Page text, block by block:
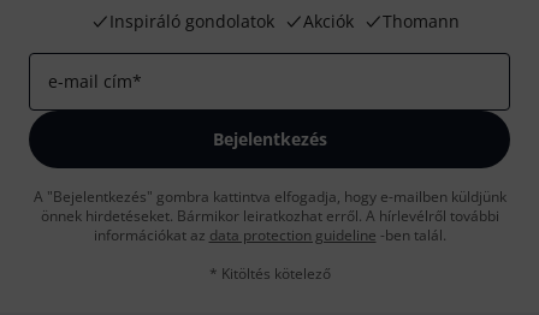
Inspiráló gondolatok
Akciók Thomann
e-mail cím*
Bejelentkezés
A "Bejelentkezés" gombra kattintva elfogadja, hogy e-mailben küldjünk
önnek hirdetéseket. Bármikor leiratkozhat erről. A hírlevélről további
információkat az data protection guideline -ben talál.
* Kitöltés kötelező